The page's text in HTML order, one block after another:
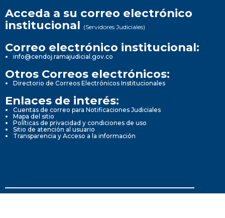
Acceda a su correo electrónico
institucional (Servidores Judiciales)
Correo electrónico institucional:
info@cendoj.ramajudicial.gov.co
Otros Correos electrónicos:
Directorio de Correos Electrónicos Institucionales
Enlaces de interés:
Cuentas de correo para Notificaciones Judiciales
Mapa del sitio
Políticas de privacidad y condiciones de uso
Sitio de atención al usuario
Transparencia y Acceso a la información